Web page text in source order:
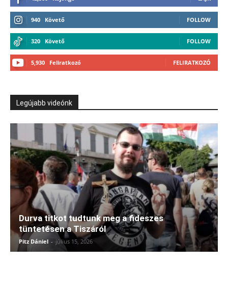
940 Követő FOLLOW
320 Követő FOLLOW
5,930 Feliratkozó FELIRATKOZÓ
Legújabb videónk
Durva titkot tudtunk meg a fideszes
tüntetésen a Tiszáról
Pitz Dániel - július 15, 2026